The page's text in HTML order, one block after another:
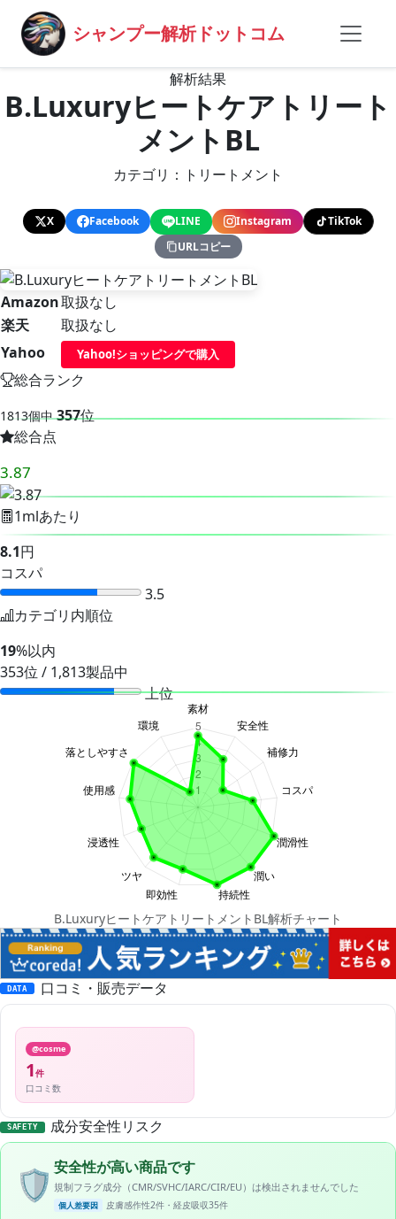
シャンプー解析ドットコム
解析結果
B.Luxuryヒートケアトリート
メントBL
カテゴリ：トリートメント
X Facebook LINE Instagram
TikTok
URLコピー
Amazon取扱なし
楽天
取扱なし
Yahoo
Yahoo!ショッピングで購入
総合ランク
1813個中 357位
総合点
3.87
1mlあたり
8.1円
コスパ
3.5
カテゴリ内順位
19%以内
353位 / 1,813製品中
上位
B.LuxuryヒートケアトリートメントBL解析チャート
DATA 口コミ・販売データ
@cosme
1件
口コミ数
SAFETY 成分安全性リスク
🛡️安全性が高い商品です
規制フラグ成分（CMR/SVHC/IARC/CIR/EU）は検出されませんでした
個人差要因 皮膚感作性2件・経皮吸収35件